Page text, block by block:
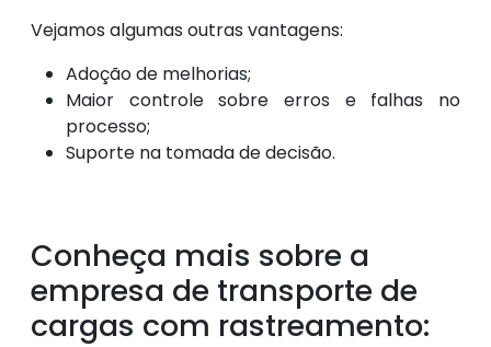
Vejamos algumas outras vantagens:
Adoção de melhorias;
Maior controle sobre erros e falhas no
processo;
Suporte na tomada de decisão.
Conheça mais sobre a
empresa de transporte de
cargas com rastreamento: